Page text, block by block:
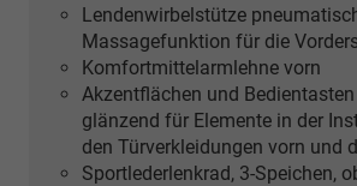
Lendenwirbelstütze
Massagefunktion für die
Komfortmittelarmlehne vorn
Akzentflächen und
glänzend für Elemente in der
den Türverkleidungen vorn und
Sportlederlenkrad, 3-Speichen,